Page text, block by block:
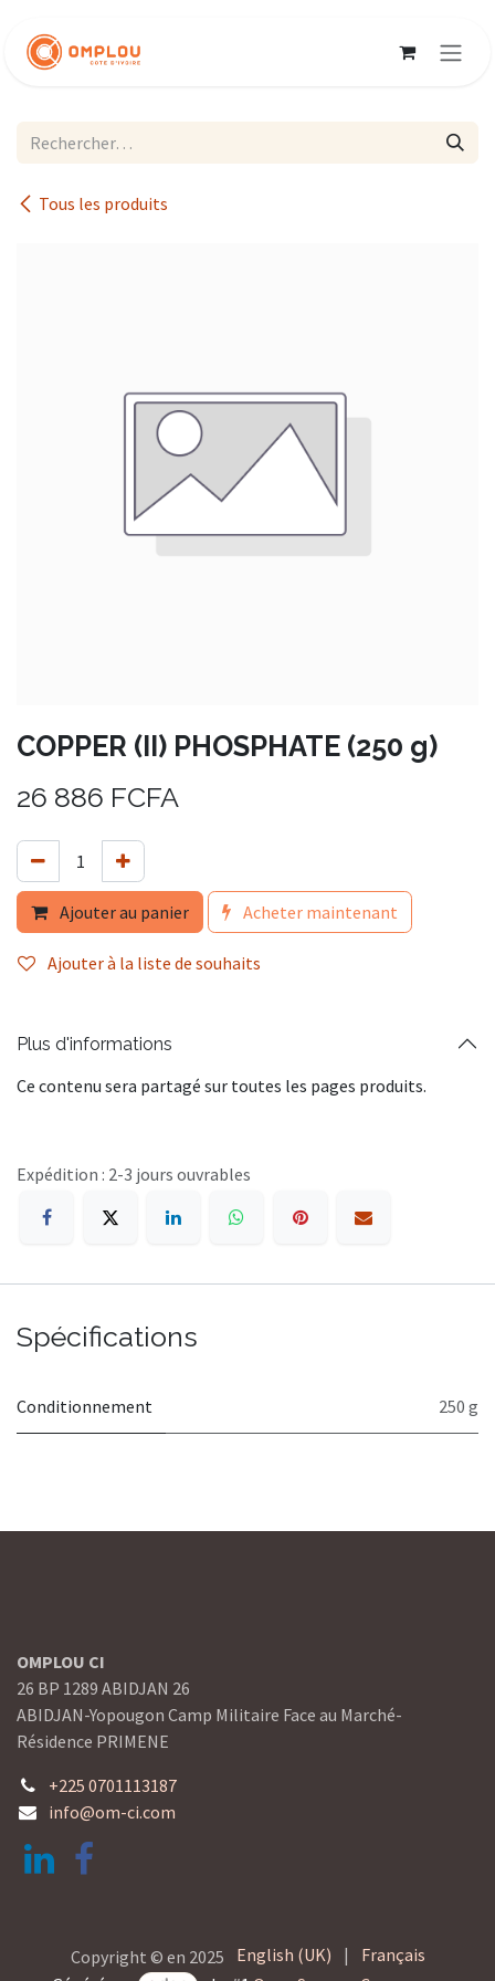
Tous les produits
COPPER (II) PHOSPHATE (250 g)
26 886 FCFA
Ajouter au panier Acheter maintenant
Ajouter à la liste de souhaits
Plus d'informations
Ce contenu sera partagé sur toutes les pages produits.
Expédition : 2-3 jours ouvrables
Spécifications
Conditionnement 250 g
OMPLOU CI
26 BP 1289 ABIDJAN 26
ABIDJAN-Yopougon Camp Militaire Face au Marché-
Résidence PRIMENE
+225 0701113187
info@om-ci.com
Copyright © en 2025 English (UK) |
Français